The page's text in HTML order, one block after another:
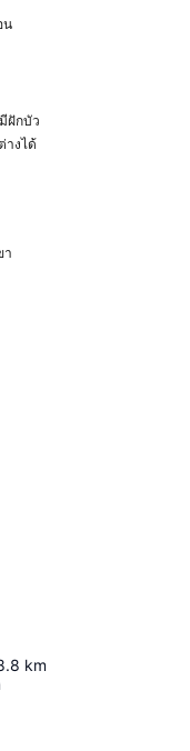
น
ฝักบัว
างได้
า
km